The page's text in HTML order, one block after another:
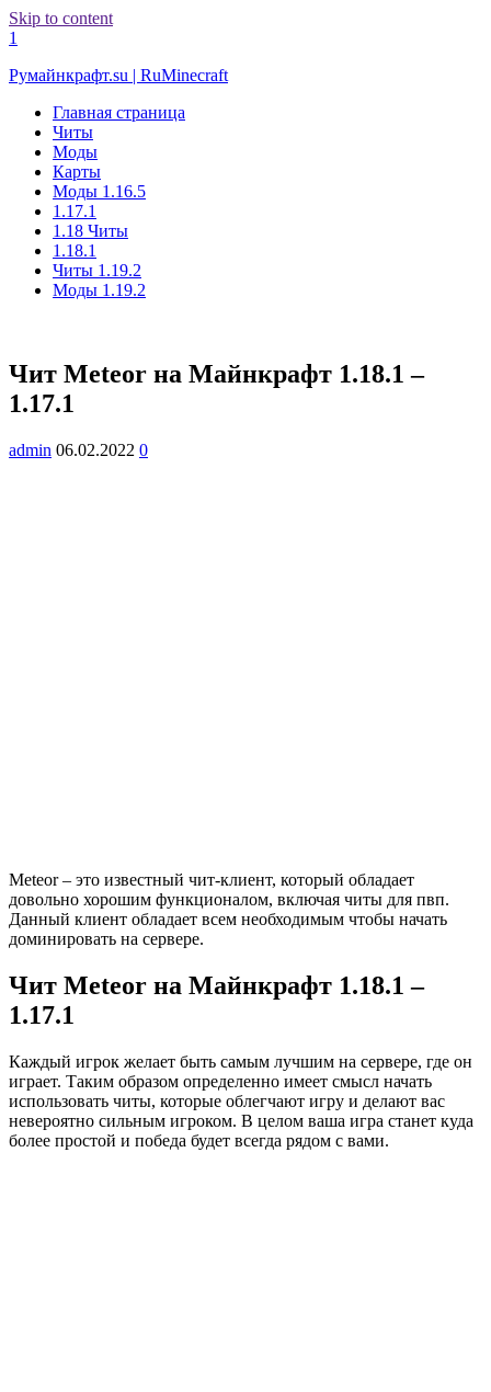
Skip to content
1
Румайнкрафт.su | RuMinecraft
Главная страница
Читы
Моды
Карты
Моды 1.16.5
1.17.1
1.18 Читы
1.18.1
Читы 1.19.2
Моды 1.19.2
Чит Meteor на Майнкрафт 1.18.1 –
1.17.1
admin 06.02.2022 0
Meteor – это известный чит-клиент, который обладает
довольно хорошим функционалом, включая читы для пвп.
Данный клиент обладает всем необходимым чтобы начать
доминировать на сервере.
Чит Meteor на Майнкрафт 1.18.1 –
1.17.1
Каждый игрок желает быть самым лучшим на сервере, где он
играет. Таким образом определенно имеет смысл начать
использовать читы, которые облегчают игру и делают вас
невероятно сильным игроком. В целом ваша игра станет куда
более простой и победа будет всегда рядом с вами.